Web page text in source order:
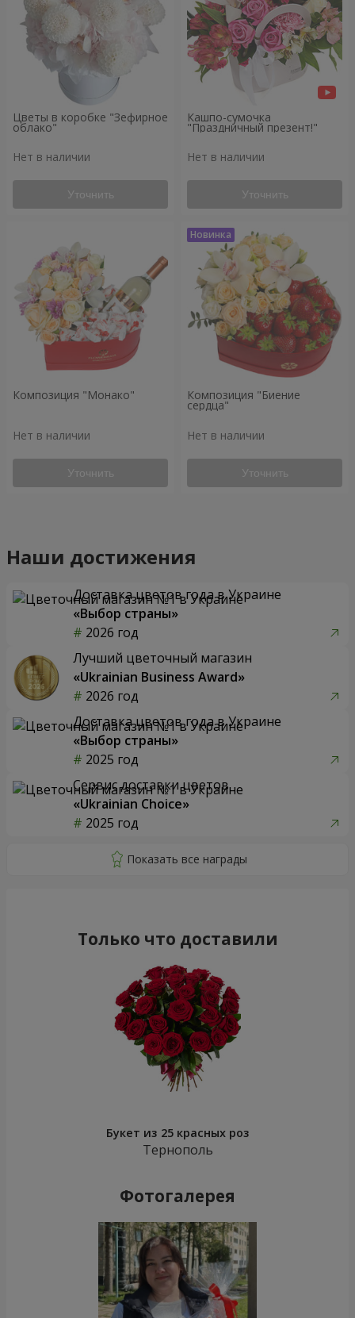
Цветы в коробке "Зефирное
облако"
Нет в наличии
Уточнить
Кашпо-сумочка
"Праздничный презент!"
Нет в наличии
Уточнить
Композиция "Монако"
Нет в наличии
Уточнить
Композиция "Биение
сердца"
Нет в наличии
Уточнить
Наши достижения
Доставка цветов года в Украине
«Выбор страны»
2026 год
Лучший цветочный магазин
«Ukrainian Business Award»
2026 год
Доставка цветов года в Украине
«Выбор страны»
2025 год
Сервис доставки цветов
«Ukrainian Choice»
2025 год
Только что доставили
Букет из 25 красных роз
Тернополь
Фотогалерея